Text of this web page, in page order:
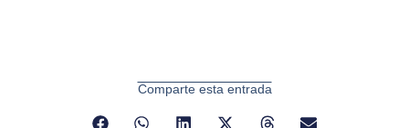
Comparte esta entrada